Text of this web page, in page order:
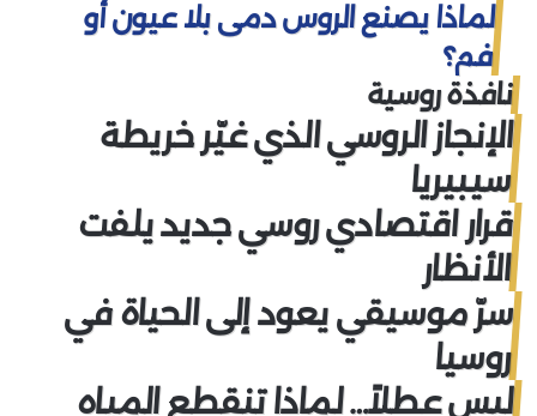
لماذا يصنع الروس دمى بلا عيون أو
فم؟
نافذة روسية
الإنجاز الروسي الذي غيّر خريطة
سيبيريا
قرار اقتصادي روسي جديد يلفت
الأنظار
سرّ موسيقي يعود إلى الحياة في
روسيا
ليس عطلاً… لماذا تنقطع المياه